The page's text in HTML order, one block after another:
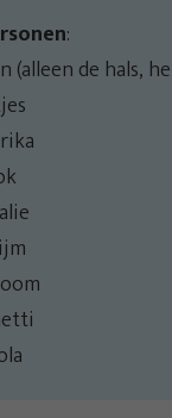
:
(alleen de hals,